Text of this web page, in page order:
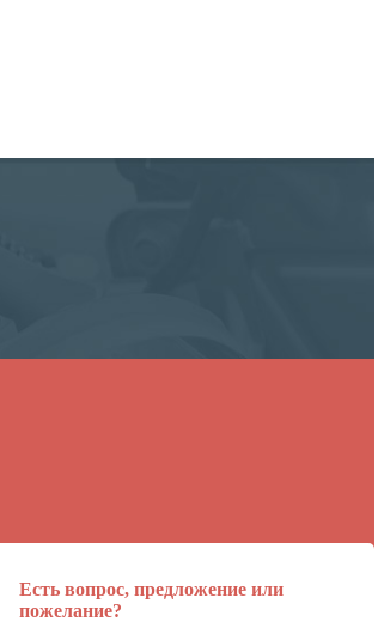
Есть вопрос, предложение или
пожелание?